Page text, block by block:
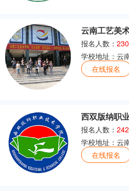
云南工艺美
报名人数：
学校地址：云
在线报名
西双版纳职
报名人数：
学校地址：云
在线报名